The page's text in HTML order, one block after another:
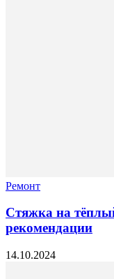
Ремонт
Стяжка на
рекомендации
14.10.2024